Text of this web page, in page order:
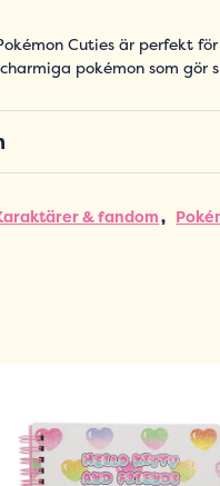
Cuties är perfekt
pokémon som
& fandom